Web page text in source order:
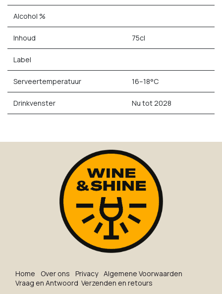
Alcohol %
Inhoud 75cl
Label
Serveertemperatuur 16–18°C
Drinkvenster Nu tot 2028
Ho​me O​ve​r on​s Privacy Algemene Voorwaarden
Vraag en Antwoord Verzenden en retours